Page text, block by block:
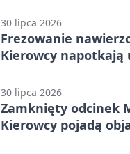
30 lipca 2026
Frezowanie
Kierowcy
30 lipca 2026
Zamknięty odcinek
Kierowcy pojadą